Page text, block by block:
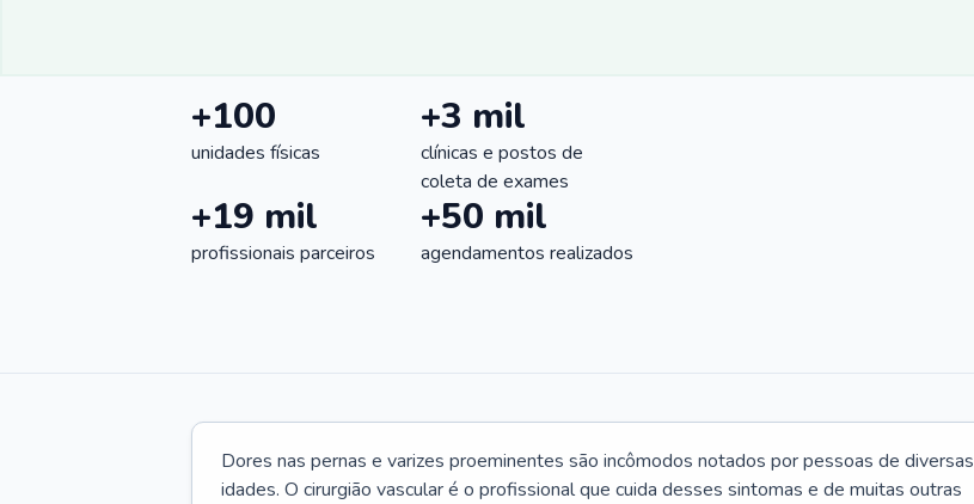
+100
unidades físicas
+3 mil
clínicas e postos de
coleta de exames
+19 mil
profissionais parceiros
+50 mil
agendamentos realizados
Dores nas pernas e varizes proeminentes são incômodos notados por pessoas de diversas
idades. O cirurgião vascular é o profissional que cuida desses sintomas e de muitas outras